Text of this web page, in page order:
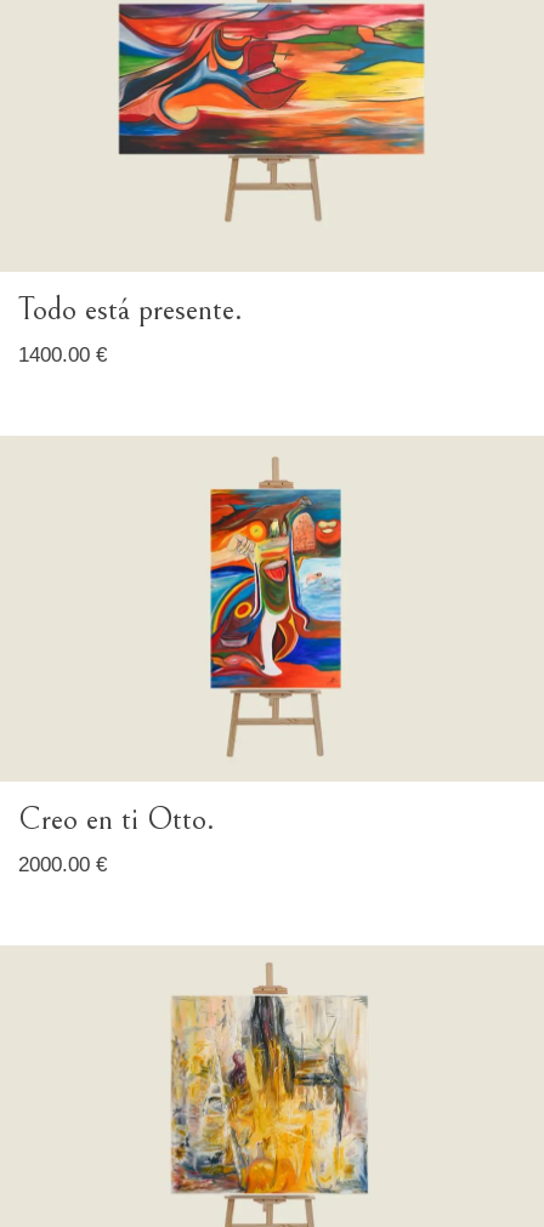
Todo está presente.
1400.00 €
Creo en ti Otto.
2000.00 €